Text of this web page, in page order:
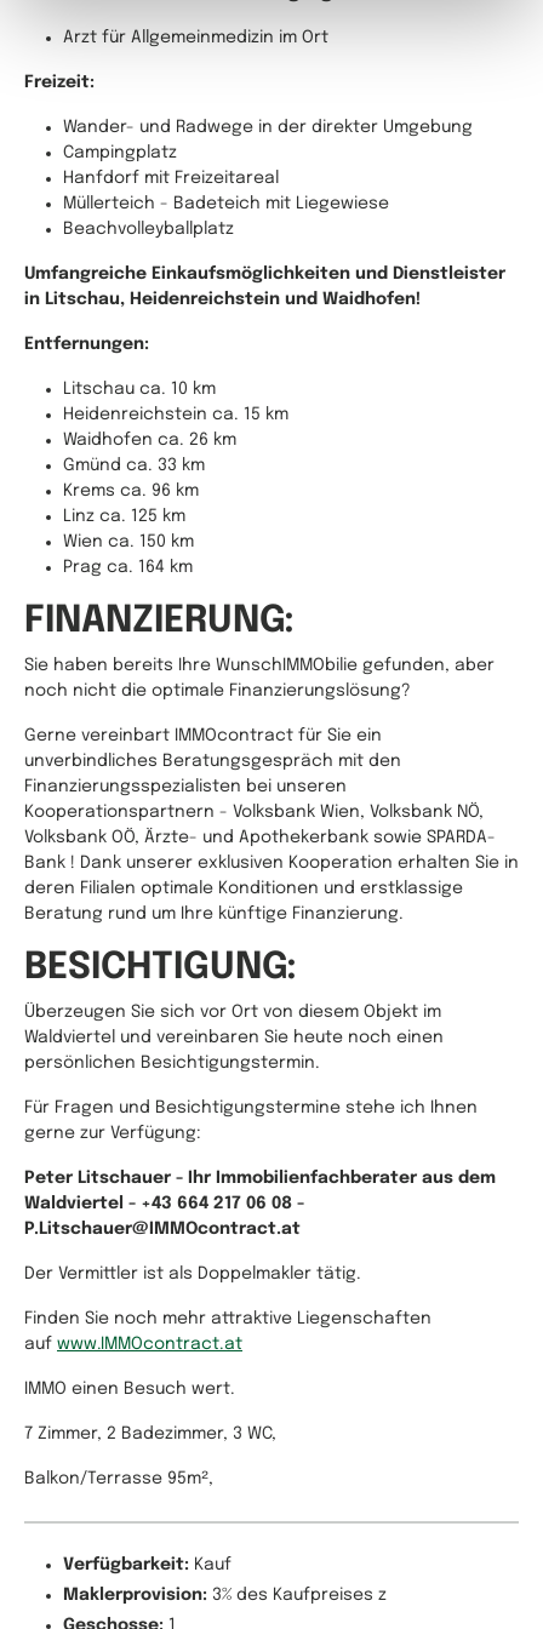
Arzt für Allgemeinmedizin im Ort
Freizeit:
Wander- und Radwege in der direkter Umgebung
Campingplatz
Hanfdorf mit Freizeitareal
Müllerteich - Badeteich mit Liegewiese
Beachvolleyballplatz
Umfangreiche Einkaufsmöglichkeiten und Dienstleister
in Litschau, Heidenreichstein und Waidhofen!
Entfernungen:
Litschau ca. 10 km
Heidenreichstein ca. 15 km
Waidhofen ca. 26 km
Gmünd ca. 33 km
Krems ca. 96 km
Linz ca. 125 km
Wien ca. 150 km
Prag ca. 164 km
FINANZIERUNG:
Sie haben bereits Ihre WunschIMMObilie gefunden, aber
noch nicht die optimale Finanzierungslösung?
Gerne vereinbart IMMOcontract für Sie ein
unverbindliches Beratungsgespräch mit den
Finanzierungsspezialisten bei unseren
Kooperationspartnern - Volksbank Wien, Volksbank NÖ,
Volksbank OÖ, Ärzte- und Apothekerbank sowie SPARDA-
Bank ! Dank unserer exklusiven Kooperation erhalten Sie in
deren Filialen optimale Konditionen und erstklassige
Beratung rund um Ihre künftige Finanzierung.
BESICHTIGUNG:
Überzeugen Sie sich vor Ort von diesem Objekt im
Waldviertel und vereinbaren Sie heute noch einen
persönlichen Besichtigungstermin.
Für Fragen und Besichtigungstermine stehe ich Ihnen
gerne zur Verfügung:
Peter Litschauer - Ihr Immobilienfachberater aus dem
Waldviertel - +43 664 217 06 08 -
P.Litschauer@IMMOcontract.at
Der Vermittler ist als Doppelmakler tätig.
Finden Sie noch mehr attraktive Liegenschaften
auf www.IMMOcontract.at
IMMO einen Besuch wert.
7 Zimmer, 2 Badezimmer, 3 WC,
Balkon/Terrasse 95m²,
Verfügbarkeit: Kauf
Maklerprovision: 3% des Kaufpreises z
Geschosse: 1